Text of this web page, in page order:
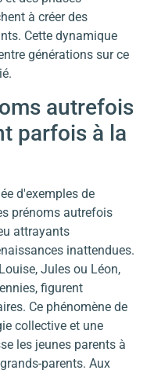
à créer des
Cette dynamique
générations sur ce
autrefois
parfois à la
d'exemples de
prénoms autrefois
attrayants
inattendues.
Jules ou Léon,
figurent
Ce phénomène de
collective et une
les jeunes parents à
parents. Aux